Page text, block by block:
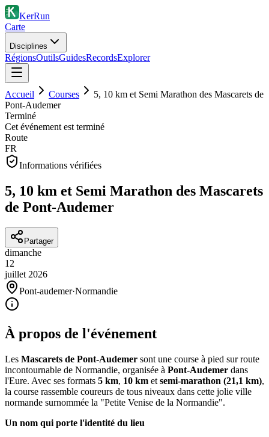
KerRun
Carte
Disciplines
RégionsOutilsGuidesRecordsExplorer
Accueil Courses
5, 10 km et Semi Marathon des Mascarets de
Pont-Audemer
Terminé
Cet événement est terminé
Route
FR
Informations vérifiées
5, 10 km et Semi Marathon des Mascarets
de Pont-Audemer
Partager
dimanche
12
juillet 2026
Pont-audemer·Normandie
À propos de l'événement
Les Mascarets de Pont-Audemer sont une course à pied sur route
incontournable de Normandie, organisée à Pont-Audemer dans
l'Eure. Avec ses formats 5 km, 10 km et semi-marathon (21,1 km),
la course rassemble coureurs de tous niveaux dans cette jolie ville
normande surnommée la "Petite Venise de la Normandie".
Un nom qui porte l'identité du lieu